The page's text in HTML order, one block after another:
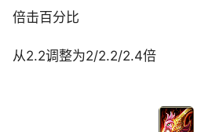
倍击百分比
从2.2调整为2/2.2/2.4倍